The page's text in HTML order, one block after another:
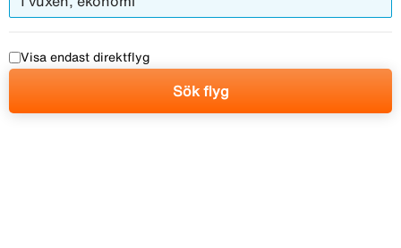
Visa endast direktflyg
Sök flyg